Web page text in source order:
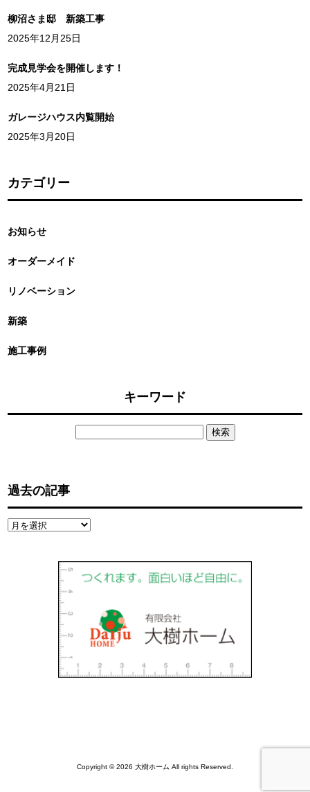
柳沼さま邸 新築工事
2025年12月25日
完成見学会を開催します！
2025年4月21日
ガレージハウス内覧開始
2025年3月20日
カテゴリー
お知らせ
オーダーメイド
リノベーション
新築
施工事例
キーワード
過去の記事
過
Copyright © 2026 大樹ホーム All rights Reserved.